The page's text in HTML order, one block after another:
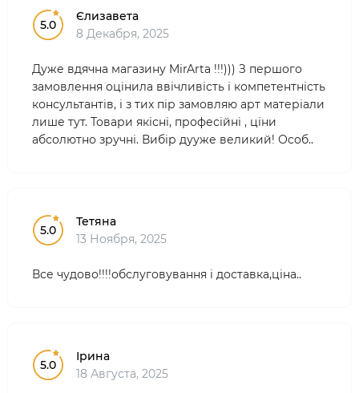
5.0
Єлизавета
8 Декабря, 2025
Дуже вдячна магазину MirArta !!!))) З першого
замовлення оцінила ввічливість і компетентність
консультантів, і з тих пір замовляю арт матеріали
лише тут. Товари якісні, професійні , ціни
абсолютно зручні. Вибір дууже великий! Особ..
5.0
Тетяна
13 Ноября, 2025
Все чудово!!!!обслуговування і доставка,ціна..
5.0
Ірина
18 Августа, 2025